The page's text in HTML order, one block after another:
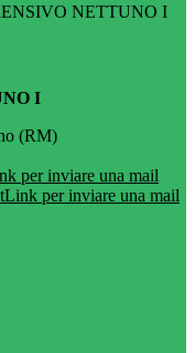
NETTUNO I
I
(RM)
per inviare una mail
Link per inviare una mail